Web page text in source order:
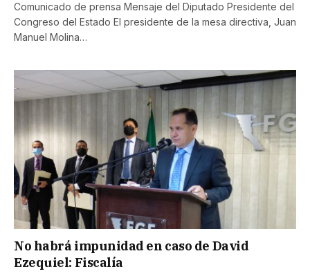
Comunicado de prensa Mensaje del Diputado Presidente del
Congreso del Estado El presidente de la mesa directiva, Juan
Manuel Molina…
No habrá impunidad en caso de David
Ezequiel: Fiscalía